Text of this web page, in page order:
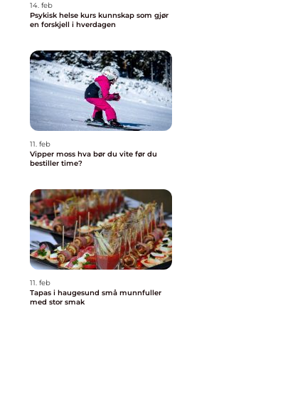
14. feb
Psykisk helse kurs kunnskap som gjør
en forskjell i hverdagen
11. feb
Vipper moss hva bør du vite før du
bestiller time?
11. feb
Tapas i haugesund små munnfuller
med stor smak